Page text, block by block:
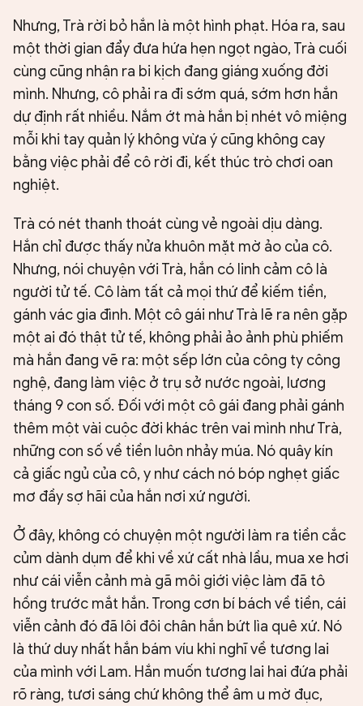
Nhưng, Trà rời bỏ hắn là một hình phạt. Hóa ra, sau
một thời gian đẩy đưa hứa hẹn ngọt ngào, Trà cuối
cùng cũng nhận ra bi kịch đang giáng xuống đời
mình. Nhưng, cô phải ra đi sớm quá, sớm hơn hắn
dự định rất nhiều. Nắm ớt mà hắn bị nhét vô miệng
mỗi khi tay quản lý không vừa ý cũng không cay
bằng việc phải để cô rời đi, kết thúc trò chơi oan
nghiệt.
Trà có nét thanh thoát cùng vẻ ngoài dịu dàng.
Hắn chỉ được thấy nửa khuôn mặt mờ ảo của cô.
Nhưng, nói chuyện với Trà, hắn có linh cảm cô là
người tử tế. Cô làm tất cả mọi thứ để kiếm tiền,
gánh vác gia đình. Một cô gái như Trà lẽ ra nên gặp
một ai đó thật tử tế, không phải ảo ảnh phù phiếm
mà hắn đang vẽ ra: một sếp lớn của công ty công
nghệ, đang làm việc ở trụ sở nước ngoài, lương
tháng 9 con số. Đối với một cô gái đang phải gánh
thêm một vài cuộc đời khác trên vai mình như Trà,
những con số về tiền luôn nhảy múa. Nó quây kín
cả giấc ngủ của cô, y như cách nó bóp nghẹt giấc
mơ đầy sợ hãi của hắn nơi xứ người.
Ở đây, không có chuyện một người làm ra tiền cắc
củm dành dụm để khi về xứ cất nhà lầu, mua xe hơi
như cái viễn cảnh mà gã môi giới việc làm đã tô
hồng trước mắt hắn. Trong cơn bí bách về tiền, cái
viễn cảnh đó đã lôi đôi chân hắn bứt lìa quê xứ. Nó
là thứ duy nhất hắn bám víu khi nghĩ về tương lai
của mình với Lam. Hắn muốn tương lai hai đứa phải
rõ ràng, tươi sáng chứ không thể âm u mờ đục,